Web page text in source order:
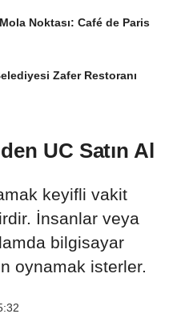
Noktası: Café de Paris
Zafer Restoranı
UC Satın Al
keyifli vakit
İnsanlar veya
bilgisayar
oynamak isterler.